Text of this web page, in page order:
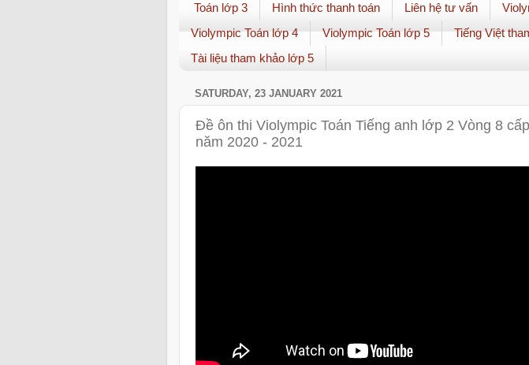
Toán lớp 3 Hình thức thanh toán Liên hệ tư vấn
Violympic Toán lớp 4
Violympic Toán lớp 5 Tiếng Việt
Tài liệu tham khảo lớp 5
SATURDAY, 23 JANUARY 2021
Đề ôn thi Violympic Toán Tiếng anh lớp 2 Vòng 8
năm 2020 - 2021